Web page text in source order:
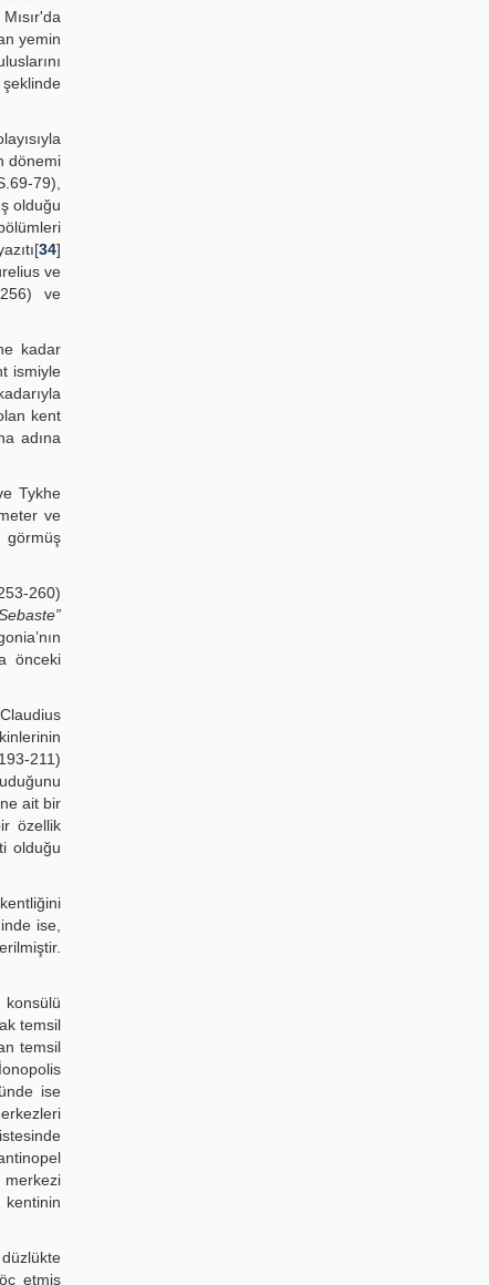
yemin
dönemi
79),
olduğu
34]
ve
ve
kadar
ismiyle
kent
adına
Tykhe
ve
görmüş
260)
önceki
211)
ait bir
özellik
olduğu
ise,
konsülü
temsil
temsil
ise
merkezi
etmiş